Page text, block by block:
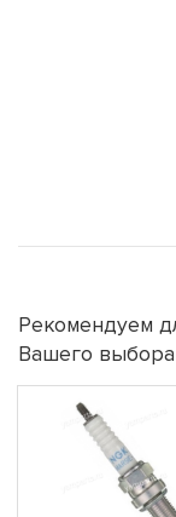
Рекомендуем
Вашего выбора